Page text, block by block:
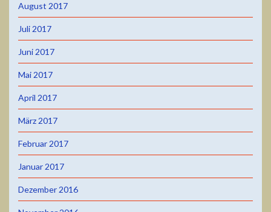
August 2017
Juli 2017
Juni 2017
Mai 2017
April 2017
März 2017
Februar 2017
Januar 2017
Dezember 2016